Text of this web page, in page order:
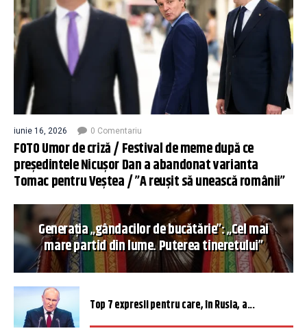
iunie 16, 2026 0 Comentariu
FOTO Umor de criză / Festival de meme după ce
președintele Nicușor Dan a abandonat varianta
Tomac pentru Veștea / ”A reușit să unească românii”
Generația „gândacilor de bucătărie”: „Cel mai
mare partid din lume. Puterea tineretului”
Top 7 expresii pentru care, în Rusia, a...